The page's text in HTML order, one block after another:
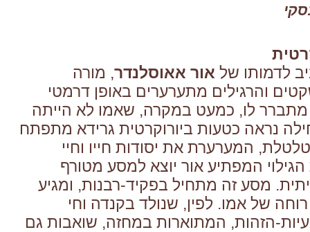
לדמותו של אור אאוסלנדר, מורה
והרגילים מתערערים באופן דרמטי
לו, כמעט במקרה, שאמו לא הייתה
נראה כטעות ביורוקרטית גרידא מתפתח
המערערת את יסודות חייו וחיי
המפתיע אור יוצא למסע מטורף
מסע זה מתחיל בפקיד-רבנות, ומגיע
של אמו. לפין, שנולד בקנדה וחי
הזהות, המתוארות במחזה, שואבות גם